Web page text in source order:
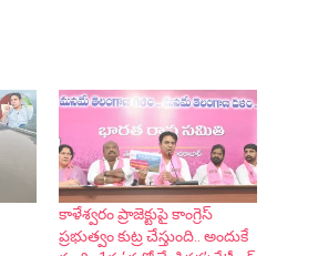
కాళేశ్వరం ప్రాజెక్టుపై కాంగ్రెస్
ప్రభుత్వం కుట్ర చేస్తుంది.. అందుకే